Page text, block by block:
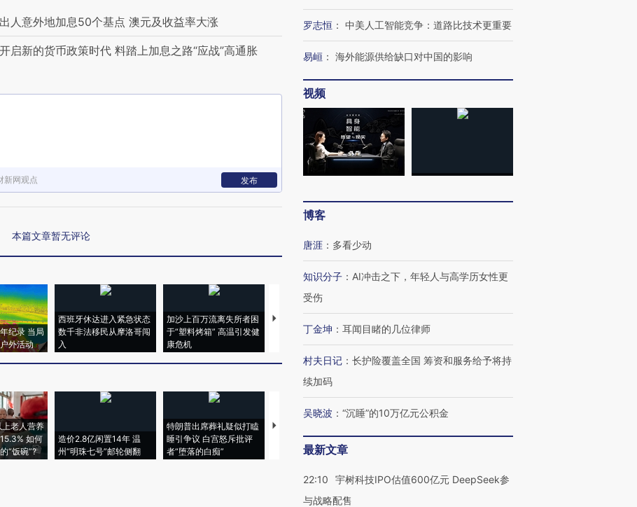
人意外地加息50个基点 澳元及收益率大涨
启新的货币政策时代 料踏上加息之路“应战”高通胀
新网观点 发布
本篇文章暂无评论
纪录 当局
外活动
西班牙休达进入紧急状态
数千非法移民从摩洛哥闯
入
加沙上百万流离失所者困
于“塑料烤箱” 高温引发健
康危机
视线｜HYROX的吸金
术：是什么让中产们甘
心“花钱找虐”？
粒摇头丸 尿检体内含3种
毒品
育部长拱下台
老人营养
如何
“饭碗”?
造价2.8亿闲置14年 温
州“明珠七号”邮轮侧翻
特朗普出席葬礼疑似打瞌
睡引争议 白宫怒斥批评
者“堕落的白痴”
视线｜全球最热百城独占
97个 印度如何熬过48°C
38岁梅西上演帽子戏法
围棋失利的邓煜 两位菲尔
罗志恒 ： 中美人工智能竞争：道路比技术更重要
易峘 ： 海外能源供给缺口对中国的影响
视频
博客
唐涯 ： 多看少动
知识分子 ： AI冲击之下，年轻人与高学历女性更
受伤
丁金坤 ： 耳闻目睹的几位律师
村夫日记 ： 长护险覆盖全国 筹资和服务给予将持
续加码
吴晓波 ： “沉睡”的10万亿元公积金
最新文章
22:10
宇树科技IPO估值600亿元 DeepSeek参
与战略配售